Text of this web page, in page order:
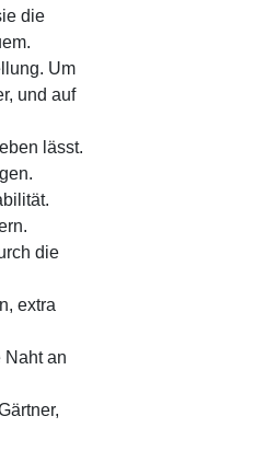
die
Um
und auf
lässt.
die
extra
Naht an